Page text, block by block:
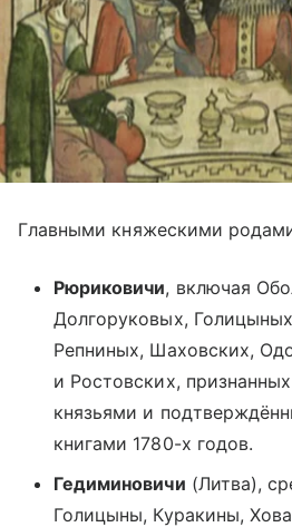
Главными княжескими
Рюриковичи, включая
Долгоруковых,
Репниных, Шаховских,
и Ростовских,
князьями и
книгами 1780-х годов.
Гедиминовичи (Литва),
Голицыны, Куракины,